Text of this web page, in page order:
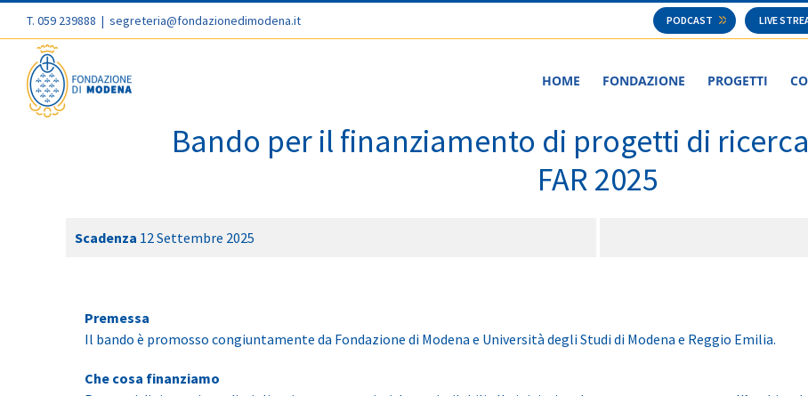
T. 059 239888 | segreteria@fondazionedimodena.it PODCAST LIVE
HOME FONDAZIONE PROGETTI
Bando per il finanziamento di progetti di
FAR 2025
Scadenza 12 Settembre 2025
Premessa
Il bando è promosso congiuntamente da Fondazione di Modena e Università degli Studi di Modena e Reggio Emilia.
Che cosa finanziamo